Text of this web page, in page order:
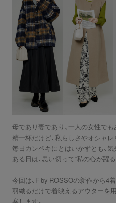
母であり妻であり、一人の女性で
精一杯だけど、私らしさやオシャ
毎日カンペキにとはいかずとも、
ある日は、思い切って“私の心が躍
今回は、F by ROSSOの新作から4
羽織るだけで着映えるアウターを